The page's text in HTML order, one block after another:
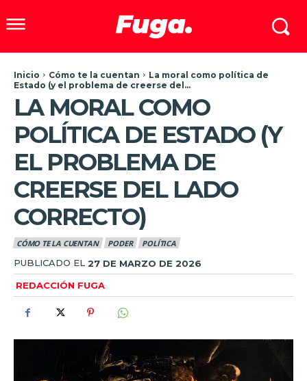
Inicio Cómo te la cuentan
La moral como política de
Estado (y el problema de creerse del...
LA MORAL COMO
POLÍTICA DE ESTADO (Y
EL PROBLEMA DE
CREERSE DEL LADO
CORRECTO)
CÓMO TE LA CUENTAN PODER POLÍTICA
PUBLICADO EL 27 DE MARZO DE 2026
REDACCIÓN FUGA